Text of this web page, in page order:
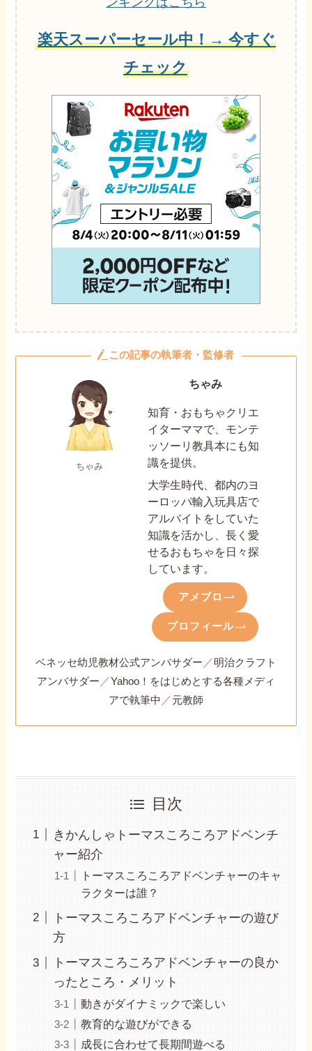
楽天スーパーセール中！→ 今すぐ
チェック
この記事の執筆者・監修者
ちゃみ
ちゃみ
知育・おもちゃクリエ
イターママで、モンテ
ッソーリ教具本にも知
識を提供。
大学生時代、都内のヨ
ーロッパ輸入玩具店で
アルバイトをしていた
知識を活かし、長く愛
せるおもちゃを日々探
しています。
アメブロ
プロフィール
ベネッセ幼児教材公式アンバサダー ／明治クラフト
アンバサダー ／Yahoo！をはじめとする各種メディ
アで執筆中 ／元教師
目次
きかんしゃトーマスころころアドベンチ
ャー紹介
トーマスころころアドベンチャーのキャ
ラクターは誰？
トーマスころころアドベンチャーの遊び
方
トーマスころころアドベンチャーの良か
ったところ・メリット
動きがダイナミックで楽しい
教育的な遊びができる
成長に合わせて長期間遊べる